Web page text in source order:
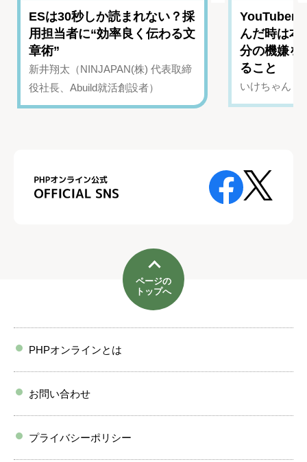
ESは30秒しか読まれない？採
用担当者に“効率良く伝わる文
章術”
新井翔太（NINJAPAN(株) 代表取締
役社長、Abuild就活創設者）
YouTuber
んだ時は
分の機嫌を
ること
いけちゃん（
ページの
トップへ
PHPオンラインとは
お問い合わせ
プライバシーポリシー